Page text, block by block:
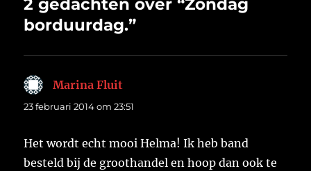
2 gedachten over “Zondag
borduurdag.”
Marina Fluit
23 februari 2014 om 23:51
Het wordt echt mooi Helma! Ik heb band
besteld bij de groothandel en hoop dan ook te